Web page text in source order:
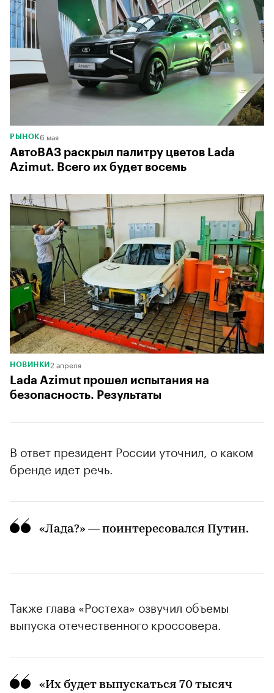
00:00 / 00:00
РЫНОК6 мая
АвтоВАЗ раскрыл палитру цветов Lada
Azimut. Всего их будет восемь
НОВИНКИ 2 апреля
Lada Azimut прошел испытания на
безопасность. Результаты
В ответ президент России уточнил, о каком
бренде идет речь.
«Лада?» — поинтересовался Путин.
Также глава «Ростеха» озвучил объемы
выпуска отечественного кроссовера.
«Их будет выпускаться 70 тысяч